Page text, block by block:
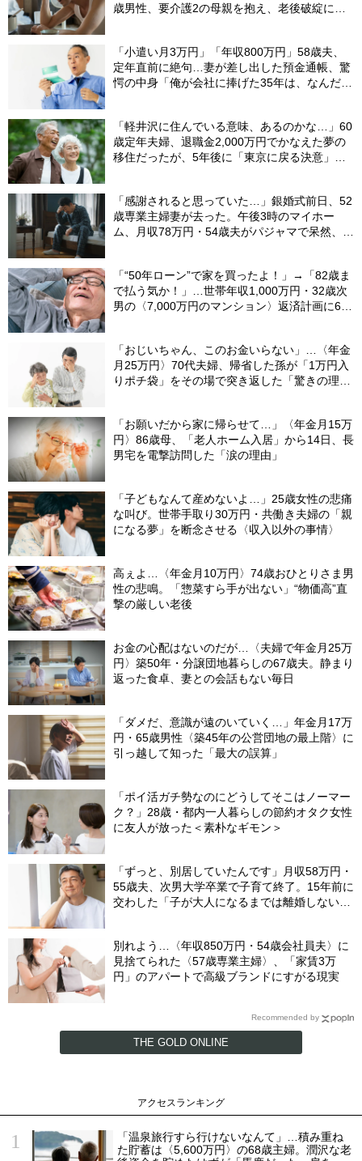
歳男性、要介護2の母親を抱え、老後破綻に怯
「小遣い月3万円」「年収800万円」58歳夫、
定年直前に絶句…妻が差し出した預金通帳、驚
愕の中身「俺が会社に捧げた35年は、なんだっ
「軽井沢に住んでいる意味、あるのかな…」60
歳定年夫婦、退職金2,000万円でかなえた夢の
移住だったが、5年後に「東京に戻る決意」を
「感謝されると思っていた…」銀婚式前日、52
歳専業主婦妻が去った。午後3時のマイホー
ム、月収78万円・54歳夫がパジャマで呆然、カ
「“50年ローン”で家を買ったよ！」→「82歳ま
で払う気か！」…世帯年収1,000万円・32歳次
男の〈7,000万円のマンション〉返済計画に61
「おじいちゃん、このお金いらない」…〈年金
月25万円〉70代夫婦、帰省した孫が「1万円入
りポチ袋」をその場で突き返した「驚きの理
「お願いだから家に帰らせて…」〈年金月15万
円〉86歳母、「老人ホーム入居」から14日、長
男宅を電撃訪問した「涙の理由」
「子どもなんて産めないよ…」25歳女性の悲痛
な叫び。世帯手取り30万円・共働き夫婦の「親
になる夢」を断念させる〈収入以外の事情〉
高ぇよ…〈年金月10万円〉74歳おひとりさま男
性の悲鳴。「惣菜すら手が出ない」“物価高”直
撃の厳しい老後
お金の心配はないのだが…〈夫婦で年金月25万
円〉築50年・分譲団地暮らしの67歳夫。静まり
返った食卓、妻との会話もない毎日
「ダメだ、意識が遠のいていく…」年金月17万
円・65歳男性〈築45年の公営団地の最上階〉に
引っ越して知った「最大の誤算」
「ポイ活ガチ勢なのにどうしてそこはノーマー
ク？」28歳・都内一人暮らしの節約オタク女性
に友人が放った＜素朴なギモン＞
「ずっと、別居していたんです」月収58万円・
55歳夫、次男大学卒業で子育て終了。15年前に
交わした「子が大人になるまでは離婚しない」
別れよう…〈年収850万円・54歳会社員夫〉に
見捨てられた〈57歳専業主婦〉、「家賃3万
円」のアパートで高級ブランドにすがる現実
Recommended by
THE GOLD ONLINE
アクセスランキング
「温泉旅行すら行けないなんて」…積み重ね
た貯蓄は〈5,600万円〉の68歳主婦。潤沢な老